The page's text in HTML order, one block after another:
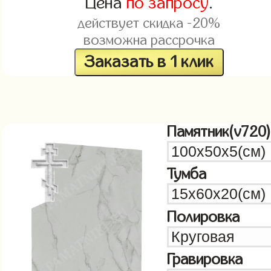
действует скидка -20%
возможна рассрочка
Заказать в 1 клик
Памятник(v720)
Тумба
Полировка
Гравировка